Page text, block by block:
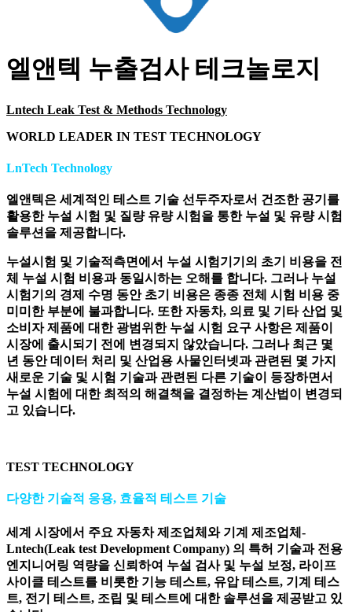
엘앤텍 누출검사 테크놀로지
Lntech Leak Test & Methods Technology
WORLD LEADER IN TEST TECHNOLOGY
LnTech Technology
엘앤텍은 세계적인 테스트 기술 선두주자로서 건조한 공기를
활용한 누설 시험 및 질량 유량 시험을 통한 누설 및 유량 시험
솔루션을 제공합니다.
누설시험 및 기술적측면에서 누설 시험기기의 초기 비용을 전
체 누설 시험 비용과 동일시하는 오해를 합니다. 그러나 누설
시험기의 경제 수명 동안 초기 비용은 종종 전체 시험 비용 중
미미한 부분에 불과합니다. 또한 자동차, 의료 및 기타 산업 및
소비자 제품에 대한 광범위한 누설 시험 요구 사항은 제품이
시장에 출시되기 전에 변경되지 않았습니다. 그러나 최근 몇
년 동안 데이터 처리 및 산업용 사물인터넷과 관련된 몇 가지
새로운 기술 및 시험 기술과 관련된 다른 기술이 등장하면서
누설 시험에 대한 최적의 해결책을 결정하는 계산법이 변경되
고 있습니다.
TEST TECHNOLOGY
다양한 기술적 응용, 효율적 테스트 기술
세계 시장에서 주요 자동차 제조업체와 기계 제조업체-
Lntech(Leak test Development Company) 의 특허 기술과 전용
엔지니어링 역량을 신뢰하여 누설 검사 및 누설 보정, 라이프
사이클 테스트를 비롯한 기능 테스트, 유압 테스트, 기계 테스
트, 전기 테스트, 조립 및 테스트에 대한 솔루션을 제공받고 있